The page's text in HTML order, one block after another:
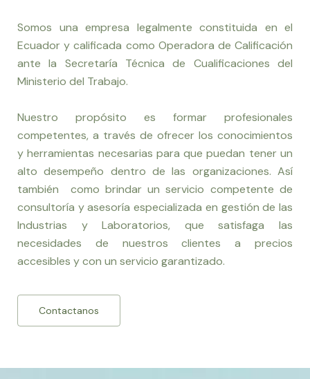
Somos una empresa legalmente constituida en el
Ecuador y calificada como Operadora de Calificación
ante la Secretaría Técnica de Cualificaciones del
Ministerio del Trabajo.
Nuestro propósito es formar profesionales
competentes, a través de ofrecer los conocimientos
y herramientas necesarias para que puedan tener un
alto desempeño dentro de las organizaciones. Así
también como brindar un servicio competente de
consultoría y asesoría especializada en gestión de las
Industrias y Laboratorios, que satisfaga las
necesidades de nuestros clientes a precios
accesibles y con un servicio garantizado.
Contactanos